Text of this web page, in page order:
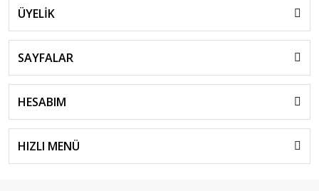
ÜYELİK
SAYFALAR
HESABIM
HIZLI MENÜ